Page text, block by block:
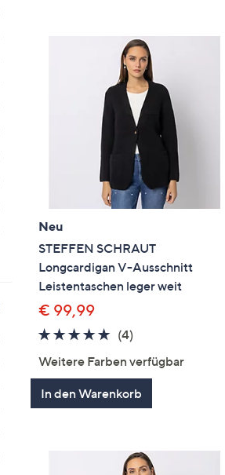
anzuzeigen.
Neu
STEFFEN SCHRAUT
Longcardigan V-Ausschnitt
Leistentaschen leger weit
€ 99,99
4.8
5
(4)4
Weitere Farben verfügbar
In den Warenkorb